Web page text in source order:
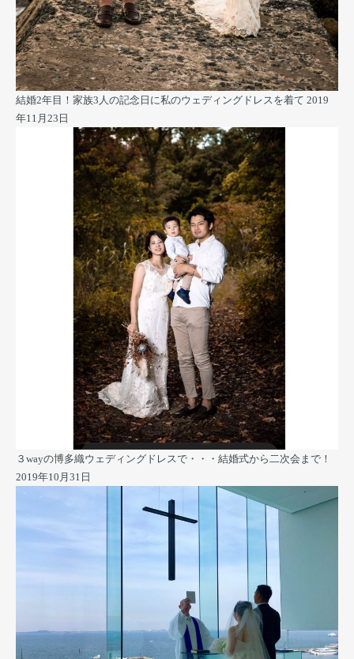
結婚2年目！家族3人の記念日に私のウェディングドレスを着て 2019
年11月23日
３wayの博多織ウェディングドレスで・・・結婚式から二次会まで！
2019年10月31日